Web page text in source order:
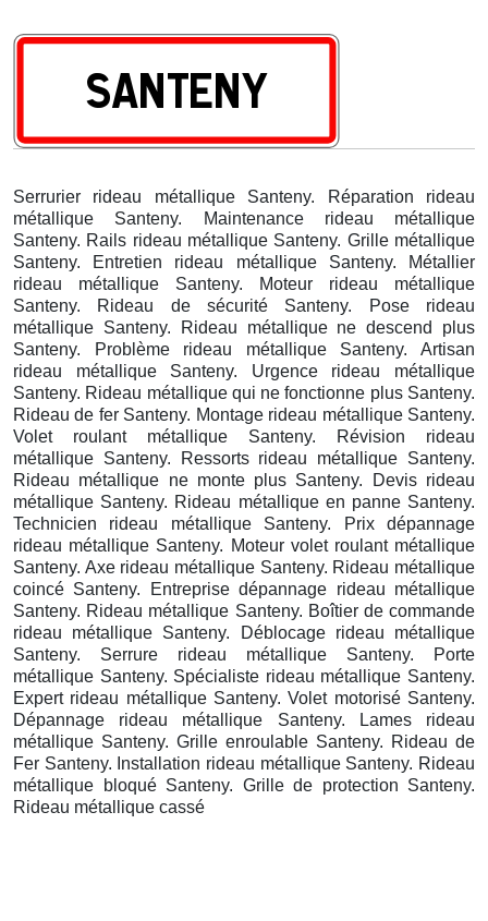
Serrurier rideau métallique Santeny. Réparation rideau
métallique Santeny. Maintenance rideau métallique
Santeny. Rails rideau métallique Santeny. Grille métallique
Santeny. Entretien rideau métallique Santeny. Métallier
rideau métallique Santeny. Moteur rideau métallique
Santeny. Rideau de sécurité Santeny. Pose rideau
métallique Santeny. Rideau métallique ne descend plus
Santeny. Problème rideau métallique Santeny. Artisan
rideau métallique Santeny. Urgence rideau métallique
Santeny. Rideau métallique qui ne fonctionne plus Santeny.
Rideau de fer Santeny. Montage rideau métallique Santeny.
Volet roulant métallique Santeny. Révision rideau
métallique Santeny. Ressorts rideau métallique Santeny.
Rideau métallique ne monte plus Santeny. Devis rideau
métallique Santeny. Rideau métallique en panne Santeny.
Technicien rideau métallique Santeny. Prix dépannage
rideau métallique Santeny. Moteur volet roulant métallique
Santeny. Axe rideau métallique Santeny. Rideau métallique
coincé Santeny. Entreprise dépannage rideau métallique
Santeny. Rideau métallique Santeny. Boîtier de commande
rideau métallique Santeny. Déblocage rideau métallique
Santeny. Serrure rideau métallique Santeny. Porte
métallique Santeny. Spécialiste rideau métallique Santeny.
Expert rideau métallique Santeny. Volet motorisé Santeny.
Dépannage rideau métallique Santeny. Lames rideau
métallique Santeny. Grille enroulable Santeny. Rideau de
Fer Santeny. Installation rideau métallique Santeny. Rideau
métallique bloqué Santeny. Grille de protection Santeny.
Rideau métallique cassé